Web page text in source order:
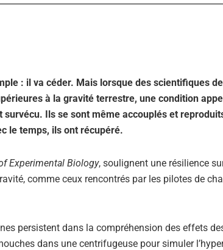
: il va céder. Mais lorsque des scientifiques de
à la gravité terrestre, une condition
Ils se sont même accouplés et
le temps, ils ont récupéré.
Experimental Biology, soulignent une résilience
comme ceux rencontrés par les pilotes de
persistent dans la compréhension des effets
dans une centrifugeuse pour simuler